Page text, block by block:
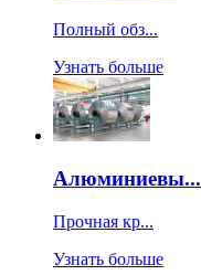
Полный обз...
Узнать больше
Алюминиевы...
Прочная кр...
Узнать больше